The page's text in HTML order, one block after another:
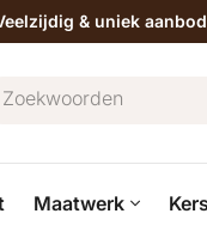
& uniek aanbod
Maatwerk